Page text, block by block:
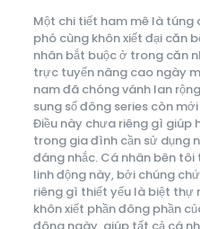
Một chi tiết ham mê là túng
phó cùng khôn xiết đại căn
nhân bắt buộc ở trong căn
trực tuyến nâng cao ngày
nam đã chóng vánh lan
sung số đông series còn
Điều này chưa riêng gì giúp
trong gia đình cần sử dụng
đáng nhắc. Cá nhân bên
linh động này, bởi chúng
riêng gì thiết yếu là biệt thự
khôn xiết phần đông phần